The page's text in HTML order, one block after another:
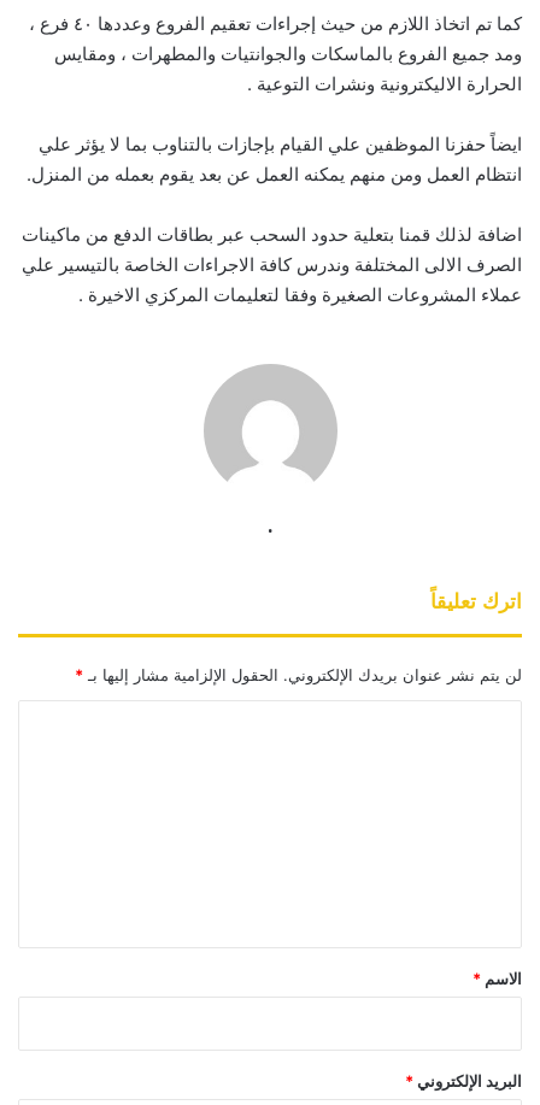
كما تم اتخاذ اللازم من حيث إجراءات تعقيم الفروع وعددها ٤٠ فرع ،
ومد جميع الفروع بالماسكات والجوانتيات والمطهرات ، ومقايس
الحرارة الاليكترونية ونشرات التوعية .
ايضاً حفزنا الموظفين علي القيام بإجازات بالتناوب بما لا يؤثر علي
انتظام العمل ومن منهم يمكنه العمل عن بعد يقوم بعمله من المنزل.
اضافة لذلك قمنا بتعلية حدود السحب عبر بطاقات الدفع من ماكينات
الصرف الالى المختلفة وندرس كافة الاجراءات الخاصة بالتيسير علي
عملاء المشروعات الصغيرة وفقا لتعليمات المركزي الاخيرة .
.
اترك تعليقاً
لن يتم نشر عنوان بريدك الإلكتروني. الحقول الإلزامية مشار إليها بـ *
*
الاسم *
البريد الإلكتروني *